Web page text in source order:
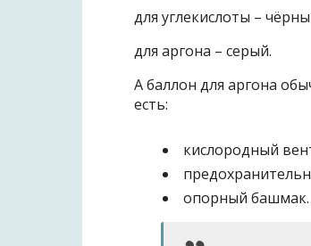
для углекислоты –
для аргона – серый.
А баллон для аргона
есть:
кислородный
опорный башмак.